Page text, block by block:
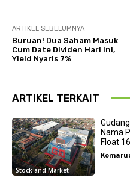
ARTIKEL SEBELUMNYA
Buruan! Dua Saham Masuk
Cum Date Dividen Hari Ini,
Yield Nyaris 7%
ARTIKEL TERKAIT
Stock and Market
Nama
Float